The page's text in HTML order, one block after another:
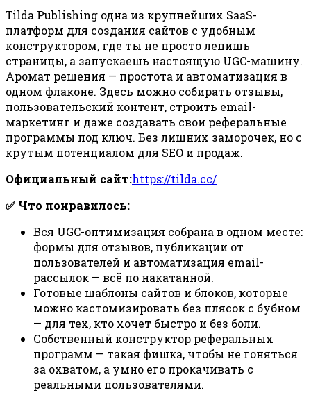
Tilda Publishing одна из крупнейших SaaS-
платформ для создания сайтов с удобным
конструктором, где ты не просто лепишь
страницы, а запускаешь настоящую UGC-машину.
Аромат решения — простота и автоматизация в
одном флаконе. Здесь можно собирать отзывы,
пользовательский контент, строить email-
маркетинг и даже создавать свои реферальные
программы под ключ. Без лишних заморочек, но с
крутым потенциалом для SEO и продаж.
Официальный сайт:https://tilda.cc/
✅ Что понравилось:
Вся UGC-оптимизация собрана в одном месте:
формы для отзывов, публикации от
пользователей и автоматизация email-
рассылок — всё по накатанной.
Готовые шаблоны сайтов и блоков, которые
можно кастомизировать без плясок с бубном
— для тех, кто хочет быстро и без боли.
Собственный конструктор реферальных
программ — такая фишка, чтобы не гоняться
за охватом, а умно его прокачивать с
реальными пользователями.